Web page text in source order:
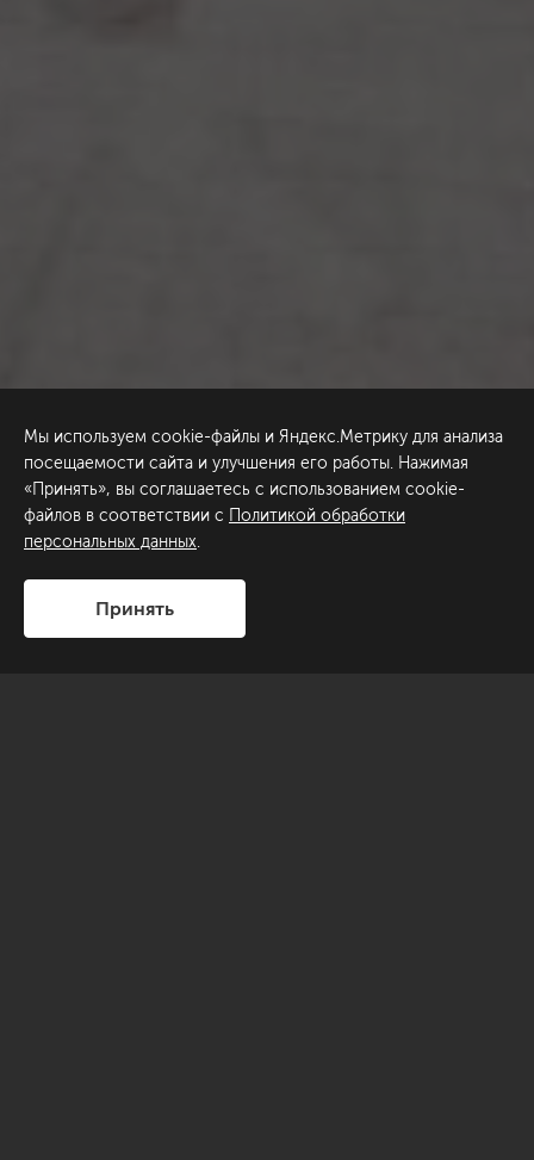
Мы используем cookie-файлы и Яндекс.Метрику для анализа
посещаемости сайта и улучшения его работы. Нажимая
«Принять», вы соглашаетесь с использованием cookie-
файлов в соответствии с Политикой обработки
персональных данных.
Принять